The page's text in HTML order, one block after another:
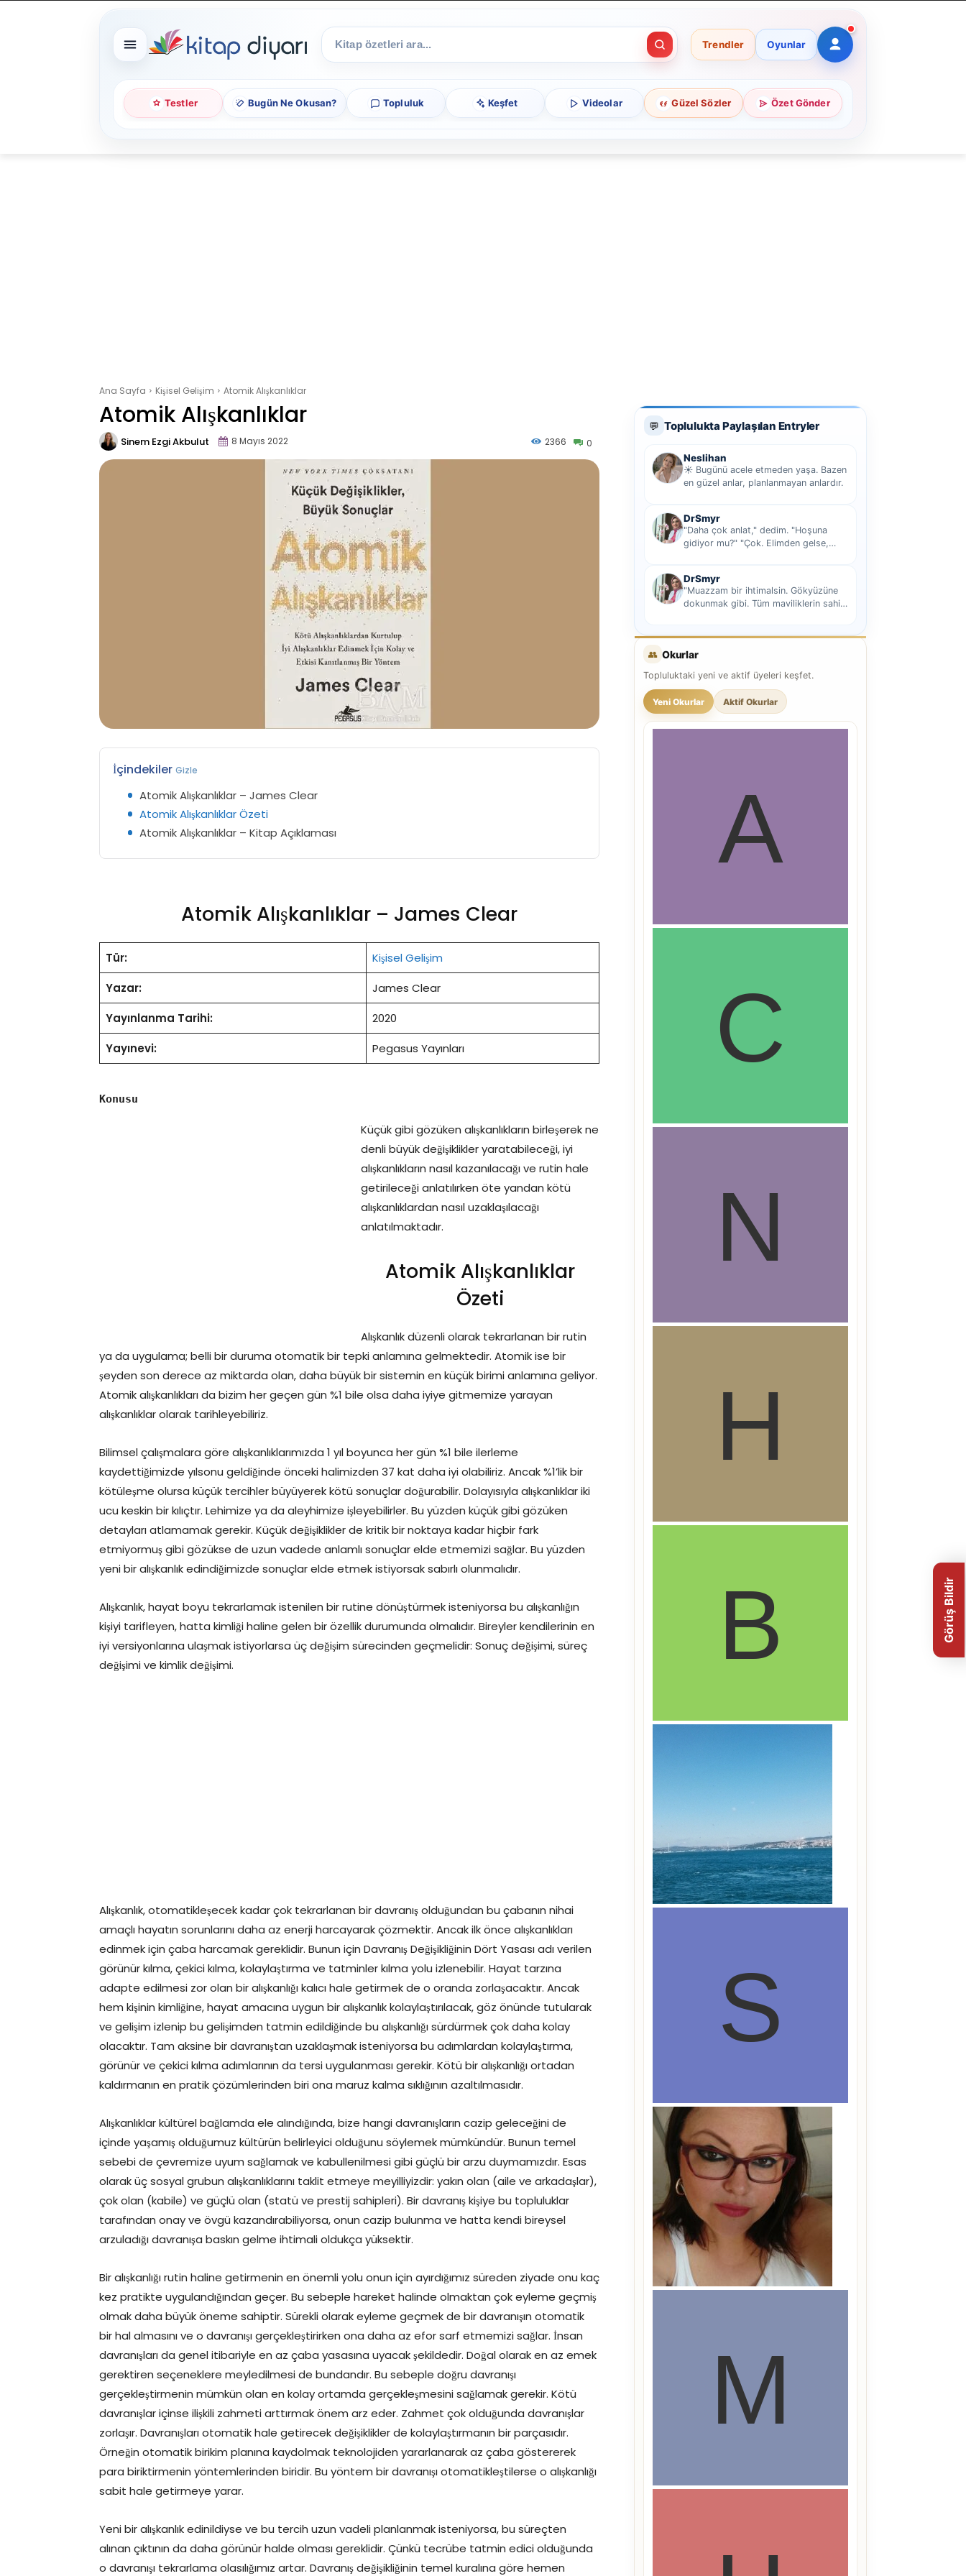
Trendler Oyunlar
Testler Bugün Ne Okusan? Topluluk Keşfet Videolar Güzel Sözler Özet Gönder
Ana Sayfa Kişisel Gelişim Atomik Alışkanlıklar
Atomik Alışkanlıklar
Sinem Ezgi Akbulut 8 Mayıs 2022 0
2366
İçindekiler Gizle
Atomik Alışkanlıklar – James Clear
Atomik Alışkanlıklar Özeti
Atomik Alışkanlıklar – Kitap Açıklaması
Atomik Alışkanlıklar – James Clear
Tür:
Kişisel Gelişim
Yazar:
James Clear
Yayınlanma Tarihi:
2020
Yayınevi:
Pegasus Yayınları
Konusu
Küçük gibi gözüken alışkanlıkların birleşerek ne
denli büyük değişiklikler yaratabileceği, iyi
alışkanlıkların nasıl kazanılacağı ve rutin hale
getirileceği anlatılırken öte yandan kötü
alışkanlıklardan nasıl uzaklaşılacağı
anlatılmaktadır.
Atomik Alışkanlıklar
Özeti
Alışkanlık düzenli olarak tekrarlanan bir rutin
ya da uygulama; belli bir duruma otomatik bir tepki anlamına gelmektedir. Atomik ise bir
şeyden son derece az miktarda olan, daha büyük bir sistemin en küçük birimi anlamına geliyor.
Atomik alışkanlıkları da bizim her geçen gün %1 bile olsa daha iyiye gitmemize yarayan
alışkanlıklar olarak tarihleyebiliriz.
Bilimsel çalışmalara göre alışkanlıklarımızda 1 yıl boyunca her gün %1 bile ilerleme
kaydettiğimizde yılsonu geldiğinde önceki halimizden 37 kat daha iyi olabiliriz. Ancak %1’lik bir
kötüleşme olursa küçük tercihler büyüyerek kötü sonuçlar doğurabilir. Dolayısıyla alışkanlıklar iki
ucu keskin bir kılıçtır. Lehimize ya da aleyhimize işleyebilirler. Bu yüzden küçük gibi gözüken
detayları atlamamak gerekir. Küçük değişiklikler de kritik bir noktaya kadar hiçbir fark
etmiyormuş gibi gözükse de uzun vadede anlamlı sonuçlar elde etmemizi sağlar. Bu yüzden
yeni bir alışkanlık edindiğimizde sonuçlar elde etmek istiyorsak sabırlı olunmalıdır.
Alışkanlık, hayat boyu tekrarlamak istenilen bir rutine dönüştürmek isteniyorsa bu alışkanlığın
kişiyi tarifleyen, hatta kimliği haline gelen bir özellik durumunda olmalıdır. Bireyler kendilerinin en
iyi versiyonlarına ulaşmak istiyorlarsa üç değişim sürecinden geçmelidir: Sonuç değişimi, süreç
değişimi ve kimlik değişimi.
Alışkanlık, otomatikleşecek kadar çok tekrarlanan bir davranış olduğundan bu çabanın nihai
amaçlı hayatın sorunlarını daha az enerji harcayarak çözmektir. Ancak ilk önce alışkanlıkları
edinmek için çaba harcamak gereklidir. Bunun için Davranış Değişikliğinin Dört Yasası adı verilen
görünür kılma, çekici kılma, kolaylaştırma ve tatminler kılma yolu izlenebilir. Hayat tarzına
adapte edilmesi zor olan bir alışkanlığı kalıcı hale getirmek de o oranda zorlaşacaktır. Ancak
hem kişinin kimliğine, hayat amacına uygun bir alışkanlık kolaylaştırılacak, göz önünde tutularak
ve gelişim izlenip bu gelişimden tatmin edildiğinde bu alışkanlığı sürdürmek çok daha kolay
olacaktır. Tam aksine bir davranıştan uzaklaşmak isteniyorsa bu adımlardan kolaylaştırma,
görünür ve çekici kılma adımlarının da tersi uygulanması gerekir. Kötü bir alışkanlığı ortadan
kaldırmanın en pratik çözümlerinden biri ona maruz kalma sıklığının azaltılmasıdır.
Alışkanlıklar kültürel bağlamda ele alındığında, bize hangi davranışların cazip geleceğini de
içinde yaşamış olduğumuz kültürün belirleyici olduğunu söylemek mümkündür. Bunun temel
sebebi de çevremize uyum sağlamak ve kabullenilmesi gibi güçlü bir arzu duymamızdır. Esas
olarak üç sosyal grubun alışkanlıklarını taklit etmeye meyilliyizdir: yakın olan (aile ve arkadaşlar),
çok olan (kabile) ve güçlü olan (statü ve prestij sahipleri). Bir davranış kişiye bu topluluklar
tarafından onay ve övgü kazandırabiliyorsa, onun cazip bulunma ve hatta kendi bireysel
arzuladığı davranışa baskın gelme ihtimali oldukça yüksektir.
Bir alışkanlığı rutin haline getirmenin en önemli yolu onun için ayırdığımız süreden ziyade onu kaç
kez pratikte uygulandığından geçer. Bu sebeple hareket halinde olmaktan çok eyleme geçmiş
olmak daha büyük öneme sahiptir. Sürekli olarak eyleme geçmek de bir davranışın otomatik
bir hal almasını ve o davranışı gerçekleştirirken ona daha az efor sarf etmemizi sağlar. İnsan
davranışları da genel itibariyle en az çaba yasasına uyacak şekildedir. Doğal olarak en az emek
gerektiren seçeneklere meyledilmesi de bundandır. Bu sebeple doğru davranışı
gerçekleştirmenin mümkün olan en kolay ortamda gerçekleşmesini sağlamak gerekir. Kötü
davranışlar içinse ilişkili zahmeti arttırmak önem arz eder. Zahmet çok olduğunda davranışlar
zorlaşır. Davranışları otomatik hale getirecek değişiklikler de kolaylaştırmanın bir parçasıdır.
Örneğin otomatik birikim planına kaydolmak teknolojiden yararlanarak az çaba göstererek
para biriktirmenin yöntemlerinden biridir. Bu yöntem bir davranışı otomatikleştilerse o alışkanlığı
sabit hale getirmeye yarar.
Yeni bir alışkanlık edinildiyse ve bu tercih uzun vadeli planlanmak isteniyorsa, bu süreçten
alınan çıktının da daha görünür halde olması gereklidir. Çünkü tecrübe tatmin edici olduğunda
o davranışı tekrarlama olasılığımız artar. Davranış değişikliğinin temel kuralına göre hemen
💬 Toplulukta Paylaşılan Entryler
Neslihan
☀️ Bugünü acele etmeden yaşa. Bazen
en güzel anlar, planlanmayan anlardır.
DrSmyr
"Daha çok anlat," dedim. "Hoşuna
gidiyor mu?" "Çok. Elimden gelse,
DrSmyr
"Muazzam bir ihtimalsin. Gökyüzüne
dokunmak gibi. Tüm maviliklerin sahibi
👥 Okurlar
Topluluktaki yeni ve aktif üyeleri keşfet.
Yeni Okurlar Aktif Okurlar
Görüş Bildir